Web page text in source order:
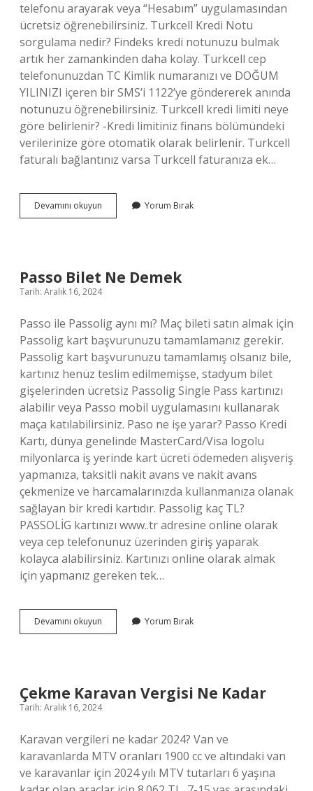
telefonu arayarak veya “Hesabım” uygulamasından
ücretsiz öğrenebilirsiniz. Turkcell Kredi Notu
sorgulama nedir? Findeks kredi notunuzu bulmak
artık her zamankinden daha kolay. Turkcell cep
telefonunuzdan TC Kimlik numaranızı ve DOĞUM
YILINIZI içeren bir SMS’i 1122’ye göndererek anında
notunuzu öğrenebilirsiniz. Turkcell kredi limiti neye
göre belirlenir? -Kredi limitiniz finans bölümündeki
verilerinize göre otomatik olarak belirlenir. Turkcell
faturalı bağlantınız varsa Turkcell faturanıza ek…
Devamını okuyun
Ne
Yorum Bırak
Passo Bilet Ne Demek
Tarih: Aralık 16, 2024
Passo ile Passolig aynı mı? Maç bileti satın almak için
Passolig kart başvurunuzu tamamlamanız gerekir.
Passolig kart başvurunuzu tamamlamış olsanız bile,
kartınız henüz teslim edilmemişse, stadyum bilet
gişelerinden ücretsiz Passolig Single Pass kartınızı
alabilir veya Passo mobil uygulamasını kullanarak
maça katılabilirsiniz. Paso ne işe yarar? Passo Kredi
Kartı, dünya genelinde MasterCard/Visa logolu
milyonlarca iş yerinde kart ücreti ödemeden alışveriş
yapmanıza, taksitli nakit avans ve nakit avans
çekmenize ve harcamalarınızda kullanmanıza olanak
sağlayan bir kredi kartıdır. Passolig kaç TL?
PASSOLİG kartınızı www..tr adresine online olarak
veya cep telefonunuz üzerinden giriş yaparak
kolayca alabilirsiniz. Kartınızı online olarak almak
için yapmanız gereken tek…
Devamını okuyun
Bilet
Yorum Bırak
Çekme Karavan Vergisi Ne Kadar
Tarih: Aralık 16, 2024
Karavan vergileri ne kadar 2024? Van ve
karavanlarda MTV oranları 1900 cc ve altındaki van
ve karavanlar için 2024 yılı MTV tutarları 6 yaşına